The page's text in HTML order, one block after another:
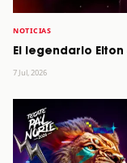
NOTICIAS
El legendario
7 Jul, 2026